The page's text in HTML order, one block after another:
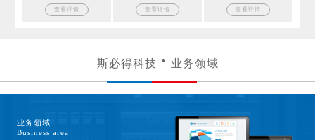
查看详情 查看详情 查看详情
斯必得科技 业务领域
业务领域
Business area